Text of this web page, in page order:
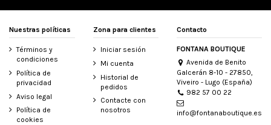
Nuestras políticas
Términos y
condiciones
Política de
privacidad
Aviso legal
Política de
cookies
Zona para clientes
Iniciar sesión
Mi cuenta
Historial de
pedidos
Contacte con
nosotros
Contacto
FONTANA BOUTIQUE
Avenida de Benito
Galcerán 8-10 - 27850,
Viveiro - Lugo (España)
982 57 00 22
info@fontanaboutique.es